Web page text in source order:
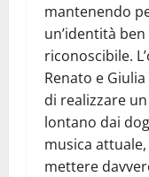
mantenendo
un’identità
riconoscibile.
Renato e
di realizzare
lontano dai
musica
mettere